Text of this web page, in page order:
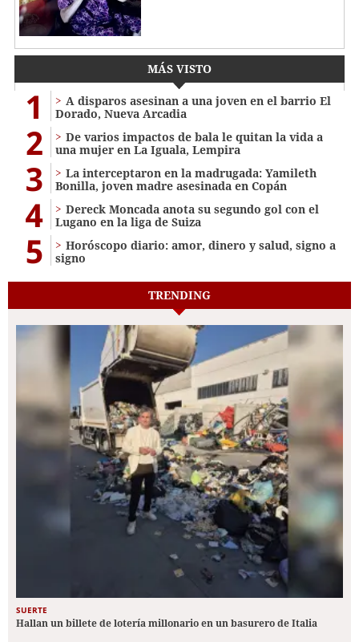
MÁS VISTO
1
A disparos asesinan a una joven en el barrio El
Dorado, Nueva Arcadia
2
De varios impactos de bala le quitan la vida a
una mujer en La Iguala, Lempira
3
La interceptaron en la madrugada: Yamileth
Bonilla, joven madre asesinada en Copán
4
Dereck Moncada anota su segundo gol con el
Lugano en la liga de Suiza
5
Horóscopo diario: amor, dinero y salud, signo a
signo
TRENDING
SUERTE
Hallan un billete de lotería millonario en un basurero de Italia